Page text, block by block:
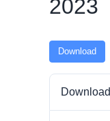
2023
Download
Download